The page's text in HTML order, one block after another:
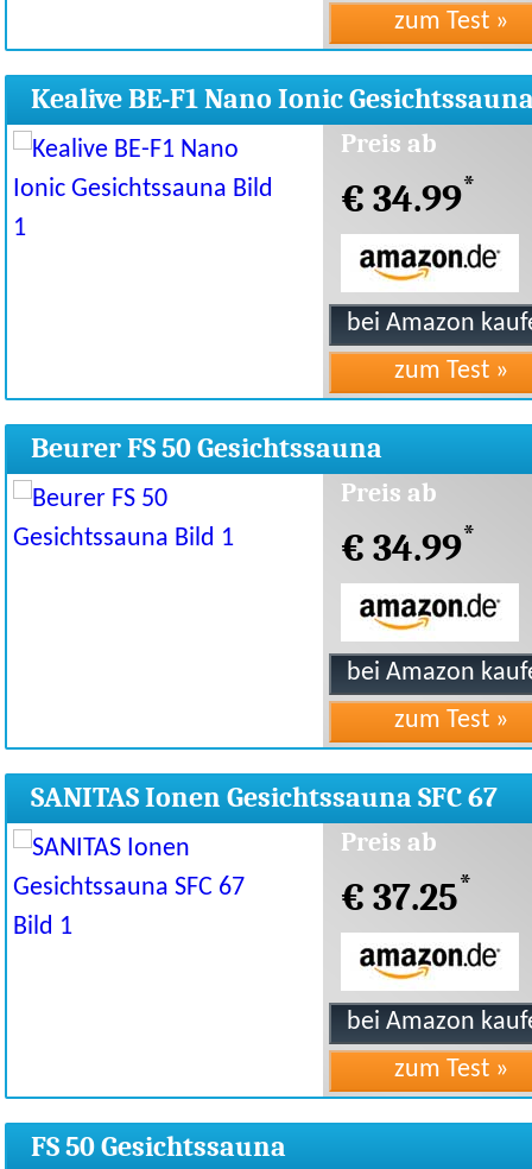
Kealive BE-F1 Nano Ionic
Preis ab
€ 34.99*
Beurer FS 50 Gesichtssauna
Preis ab
€ 34.99*
SANITAS Ionen Gesichtssauna SFC 67
Preis ab
€ 37.25*
FS 50 Gesichtssauna